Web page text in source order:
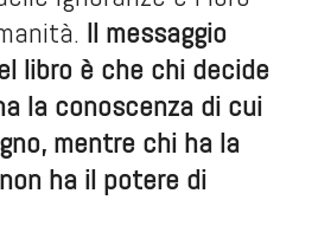
Il messaggio
libro è che chi decide
la conoscenza di cui
mentre chi ha la
ha il potere di